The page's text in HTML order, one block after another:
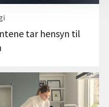
tar hensyn til